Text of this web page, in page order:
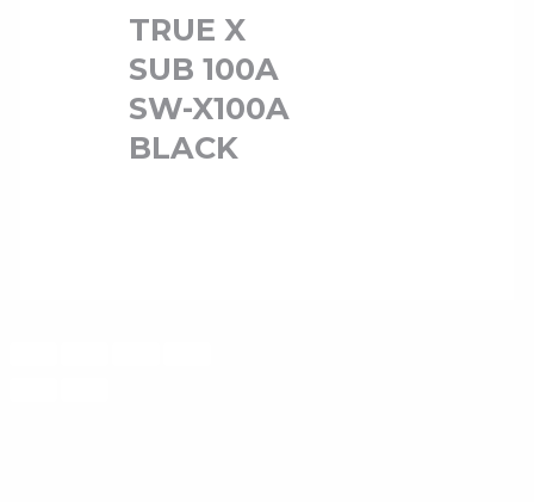
TRUE X
SUB 100A
SW-X100A
BLACK